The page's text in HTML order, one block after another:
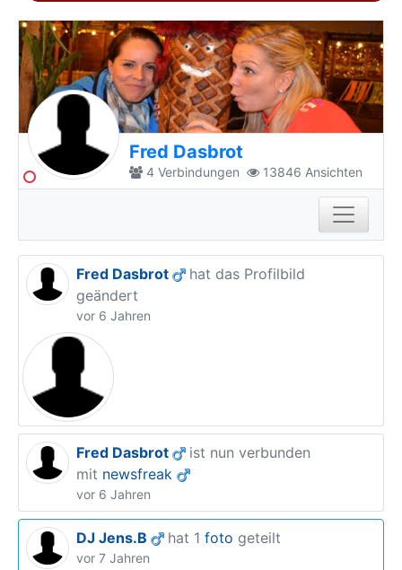
Fred Dasbrot
Verbindungen
4 Ansichten
13846
Fred Dasbrot
hat das Profilbild
geändert
vor 6 Jahren
Fred Dasbrot
ist nun verbunden
mit newsfreak
vor 6 Jahren
DJ Jens.B hat 1 foto geteilt
vor 7 Jahren